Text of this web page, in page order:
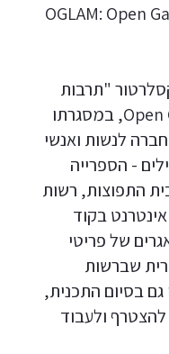
OGLAM: Open
לדרך אקסלרטור "תרבות
פתוחה"- Open GLAM Accelerator, במסגרתו
לנשות ואנשי
- הספרייה
התפוצות, רשות
בקוד
של פריטי
שברשות
גם בסיום התכנית,
ולעבוד